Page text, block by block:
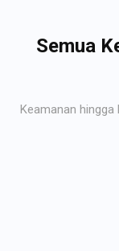
Semua
Keamanan